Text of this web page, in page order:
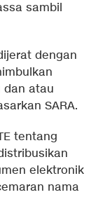
sambil
dengan
dan atau
SARA.
tentang
elektronik
nama